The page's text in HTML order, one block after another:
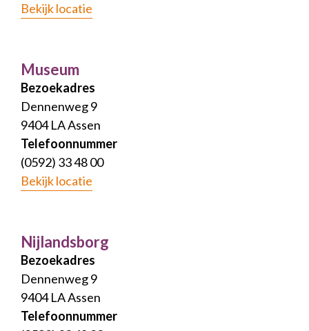
Bekijk locatie
Museum
Bezoekadres
Dennenweg 9
9404 LA Assen
Telefoonnummer
(0592) 33 48 00
Bekijk locatie
Nijlandsborg
Bezoekadres
Dennenweg 9
9404 LA Assen
Telefoonnummer